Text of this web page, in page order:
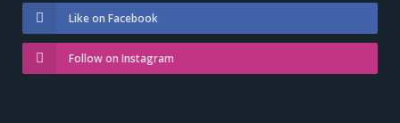
Like on Facebook
Follow on Instagram